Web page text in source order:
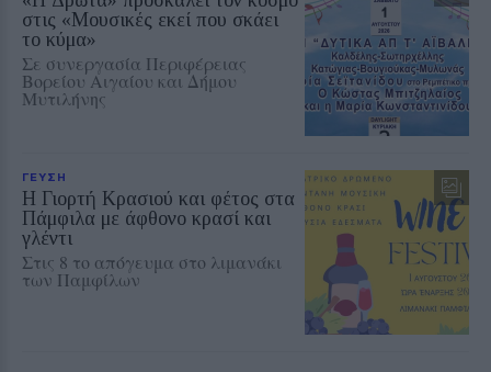
στις «Μουσικές εκεί που σκάει
το κύμα»
Σε συνεργασία Περιφέρειας
Βορείου Αιγαίου και Δήμου
Μυτιλήνης
ΓΕΥΣΗ
Η Γιορτή Κρασιού και φέτος στα
Πάμφιλα με άφθονο κρασί και
γλέντι
Στις 8 το απόγευμα στο λιμανάκι
των Παμφίλων